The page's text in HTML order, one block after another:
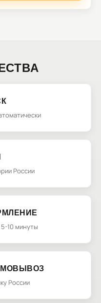
России
10 минуты
России